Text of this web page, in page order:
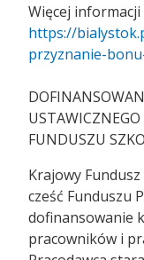
Więcej informacji
https://
przyznanie-
USTAWICZNEGO
FUNDUSZU
Krajowy
cześć Funduszu
dofinansowanie
pracowników i